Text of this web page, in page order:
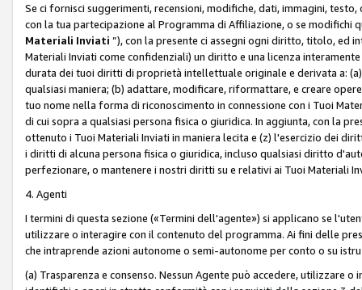
Se ci fornisci suggerimenti, recensioni, modifiche, dati, immagini,
con la tua partecipazione al Programma di Affiliazione, o se modifichi
Materiali Inviati ”), con la presente ci assegni ogni diritto, titolo, ed
Materiali Inviati come confidenziali) un diritto e una licenza
durata dei tuoi diritti di proprietà intellettuale originale e derivata a:
qualsiasi maniera; (b) adattare, modificare, riformattare, e creare
tuo nome nella forma di riconoscimento in connessione con i Tuoi
di cui sopra a qualsiasi persona fisica o giuridica. In aggiunta, con la
ottenuto i Tuoi Materiali Inviati in maniera lecita e (z) l'esercizio dei
i diritti di alcuna persona fisica o giuridica, incluso qualsiasi diritto
perfezionare, o mantenere i nostri diritti su e relativi ai Tuoi Materiali
4. Agenti
I termini di questa sezione («Termini dell'agente») si applicano se
utilizzare o interagire con il contenuto del programma. Ai fini delle
che intraprende azioni autonome o semi-autonome per conto o su
(a) Trasparenza e consenso. Nessun Agente può accedere, utilizzare